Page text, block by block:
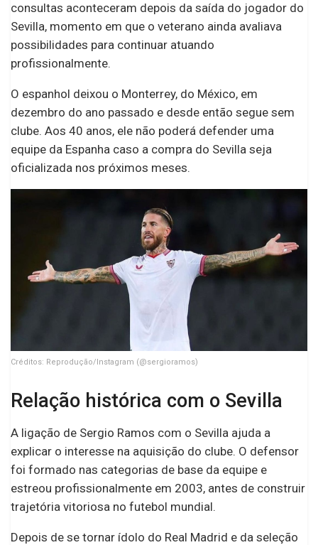
consultas aconteceram depois da saída do jogador do
Sevilla, momento em que o veterano ainda avaliava
possibilidades para continuar atuando
profissionalmente.
O espanhol deixou o Monterrey, do México, em
dezembro do ano passado e desde então segue sem
clube. Aos 40 anos, ele não poderá defender uma
equipe da Espanha caso a compra do Sevilla seja
oficializada nos próximos meses.
Créditos: Reprodução/Instagram (@sergioramos)
Relação histórica com o Sevilla
A ligação de Sergio Ramos com o Sevilla ajuda a
explicar o interesse na aquisição do clube. O defensor
foi formado nas categorias de base da equipe e
estreou profissionalmente em 2003, antes de construir
trajetória vitoriosa no futebol mundial.
Depois de se tornar ídolo do Real Madrid e da seleção